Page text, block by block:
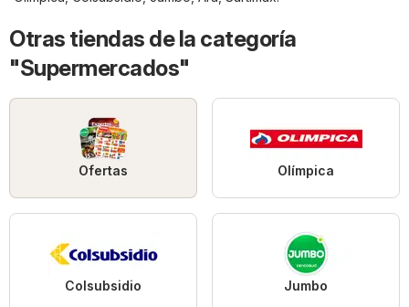
Otras tiendas de la categoría
"Supermercados"
Ofertas Olímpica
Colsubsidio Jumbo